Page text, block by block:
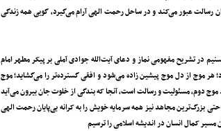
رسالت عبور می‌کند و در ساحل رحمت الهی آرام می‌گیرد، گویی همه زندگی
در تشریح مفهومی نماز و دعای آیت‌الله جوادی آملی بر پیکر مطهر امام
موج از دل موج پیشین زاده می‌شود و افقی گسترده‌تر را می‌گشاید؛ موج
دوم، مسئولیت و رسالت است، آنجا که بندگی از خلوت جان بیرون می‌آید
بزرگ‌ترین مجاهد نیز همه سرمایه خویش را به کرانه بی‌پایان رحمت الهی
کمال انسان در اندیشه اسلامی را ترسیم